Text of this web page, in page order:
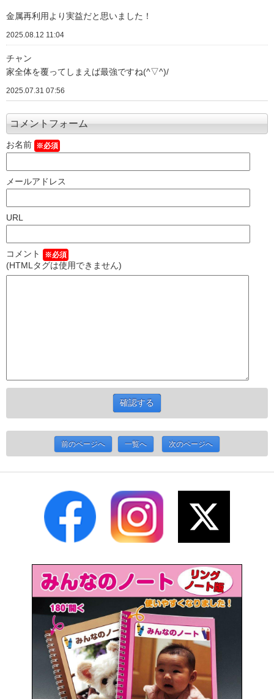
金属再利用より実益だと思いました！
2025.08.12 11:04
チャン
家全体を覆ってしまえば最強ですね(^▽^)/
2025.07.31 07:56
コメントフォーム
お名前 ※必須
メールアドレス
URL
コメント ※必須
(HTMLタグは使用できません)
前のページへ 一覧へ 次のページへ